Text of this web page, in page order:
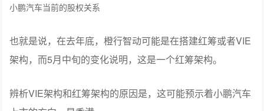
小鹏汽车当前的股权关系
也就是说，在去年底，橙行智动可能是在搭建红筹或者VIE
架构，而5月中旬的变化说明，这是一个红筹架构。
辨析VIE架构和红筹架构的原因是，这可能预示着小鹏汽车